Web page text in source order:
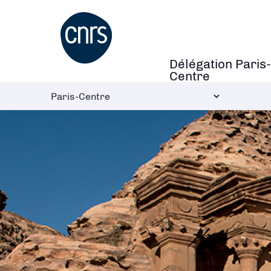
Navigation
principale
Délégation Paris-
Centre